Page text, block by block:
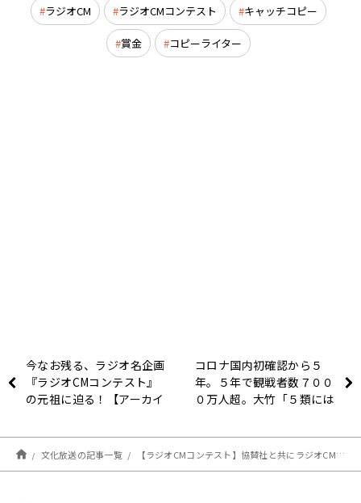
ラジオCM ラジオCMコンテスト キャッチコピー
賞金 コピーライター
今なお残る、ラジオ名企画
『ラジオCMコンテスト』
の元祖に迫る！【アーカイ
コロナ国内初確認から５
年。５年で観戦者数７００
０万人超。大竹「５類には
ないんだよね」
文化放送の記事一覧 【ラジオCMコンテスト】協賛社と共にラジオCMの勉強会実施！